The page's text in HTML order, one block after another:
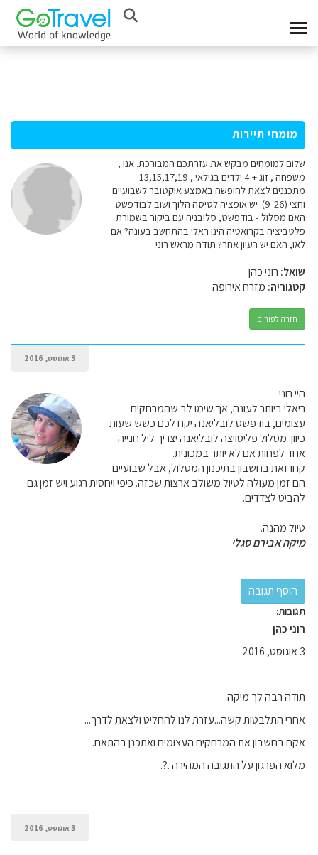
מומחי תיירות
שלום למומחים מבקש את עזרתכם המבורכת. אנו ,
משפחה , זוג + 4 ילדים בגילאי , 13,15,17,19.
מתכננים לצאת לחופשה באמצע אוקטובר לשבועיים
וחצי (9-26). יש אופציה לטיסה הלוך ושוב לבודפשט.
האם מסלול - בודפשט, סלובניה עם ביקור בשמורת
פלטביציה בקרואטיה הינו ראלי בהתחשב בעונה? אם
לאו, האם יש רעיון אחר? תודה מראש רוני
שואל: רוני כהן
קטגוריה: מזרח אירופה
חזרה לפורום
3 אוגוסט, 2016
היי רוני.
ריאלי ביותר לעונה, אך שימו לב שהמרחקים
עצומים, בודפשט לובליאנה יקח לכם כשש שעות
כיוון. מסלול פליטויצה לובליאנה יצריך ליל חנייה
אחד לפחות אם לא יותר במכונית.
קחו זאת בחשבון בתיכנון המסלול, אבל שבועיים
הם זמן מעולה לטיול משולב ארצות שכזה. כיפי ויחסית רגוע ויש זמן גם
להביט לצדדים.
טיול מהנה.
מיקה אבירם סגלי
תגובות:
רוני כהן
3 אוגוסט, 2016
תודה רבה לך מיקה.
אחרי התלבטות קשה...עזרת לנו להחליט ולצאת לדרך...
אקח בחשבון את המרחקים העצומים ואתכנן בהתאם.
מלוא הפרגון על התגובה המהירה .?.
3 אוגוסט, 2016